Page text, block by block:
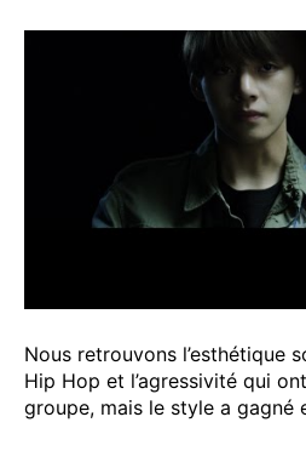
Nous retrouvons l’esthétique
Hip Hop et l’agressivité qui
groupe, mais le style a gagné